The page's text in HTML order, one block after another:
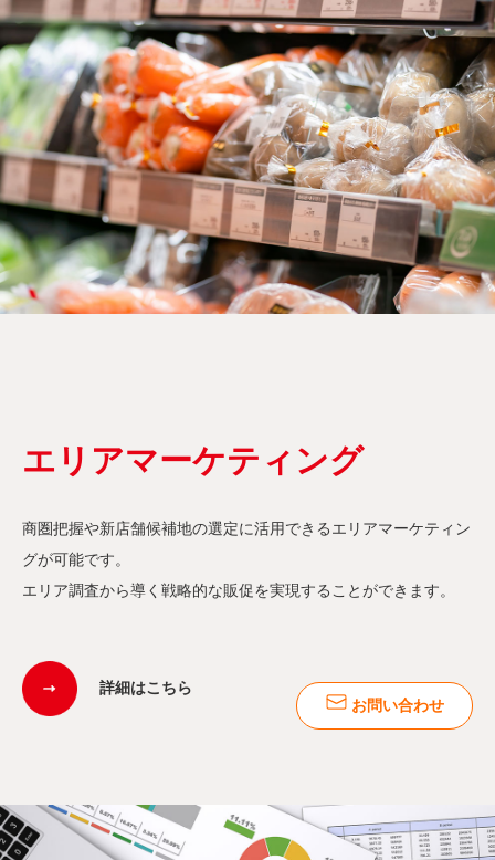
エリアマーケティング
商圏把握や新店舗候補地の選定に活用できるエリアマーケティン
グが可能です。
エリア調査から導く戦略的な販促を実現することができます。
詳細はこちら
お問い合わせ